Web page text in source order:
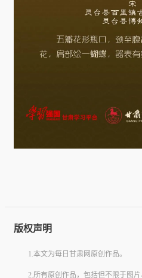
版权声明
1.本文为每日甘肃网原创作品。
2.所有原创作品，包括但不限于图